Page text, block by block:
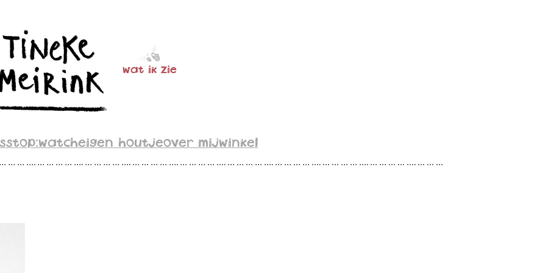
wat ik zie
stop:watcheigen houtjeover mijwinkel
… … …. … … … … …. … … … … …. … … … … …. … … … … …. … … … … …. … … … … …. … … … … …. … … … … …. … … …